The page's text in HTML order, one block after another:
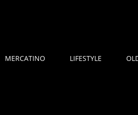
MERCATINO LIFESTYLE